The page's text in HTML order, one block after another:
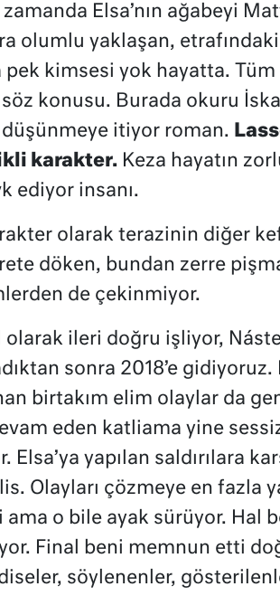
zamanda Elsa’nın ağabeyi
olumlu yaklaşan,
pek kimsesi yok hayatta.
konusu. Burada okuru
düşünmeye itiyor roman.
karakter.Keza hayatın
ediyor insanı.
olarak terazinin diğer
döken, bundan zerre
de çekinmiyor.
ileri doğru işliyor,
sonra 2018’e
birtakım elim olaylar da
eden katliama yine
yapılan saldırılara
Olayları çözmeye en fazla
o bile ayak sürüyor. Hal
Final beni memnun etti
söylenenler,